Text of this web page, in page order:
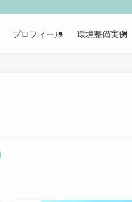
プロフィール 環境整備実例